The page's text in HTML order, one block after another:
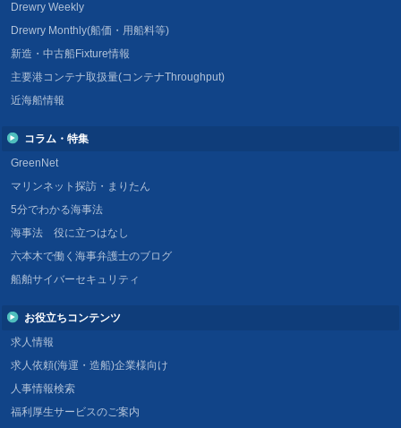
Drewry Weekly
Drewry Monthly(船価・用船料等)
新造・中古船Fixture情報
主要港コンテナ取扱量(コンテナThroughput)
近海船情報
コラム・特集
GreenNet
マリンネット探訪・まりたん
5分でわかる海事法
海事法 役に立つはなし
六本木で働く海事弁護士のブログ
船舶サイバーセキュリティ
お役立ちコンテンツ
求人情報
求人依頼(海運・造船)企業様向け
人事情報検索
福利厚生サービスのご案内